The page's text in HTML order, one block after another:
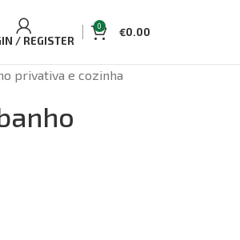
/ REGISTER
0 €0.00
privativa e cozinha